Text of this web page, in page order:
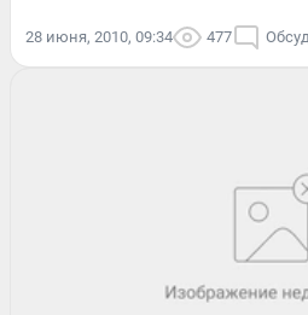
28 июня, 2010, 09:34 477